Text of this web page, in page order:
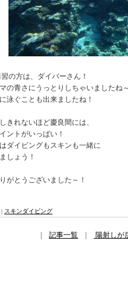
の方は、ダイバーさん！
の青さにうっとりしちゃいましたね
泳ぐことも出来ましたね！
きれないほど慶良間には、
ントがいっぱい！
ダイビングもスキンも一緒に
しょう！
がとうございました～！
| スキンダイビング
|記事一覧 陽射しが